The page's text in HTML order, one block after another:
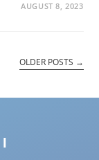
AUGUST 8, 2023
OLDER POSTS →